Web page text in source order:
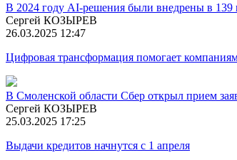
В 2024 году AI-решения были внедрены в 139
Сергей КОЗЫРЕВ
26.03.2025 12:47
Цифровая трансформация помогает
В Смоленской области Сбер открыл прием
Сергей КОЗЫРЕВ
25.03.2025 17:25
Выдачи кредитов начнутся с 1 апреля